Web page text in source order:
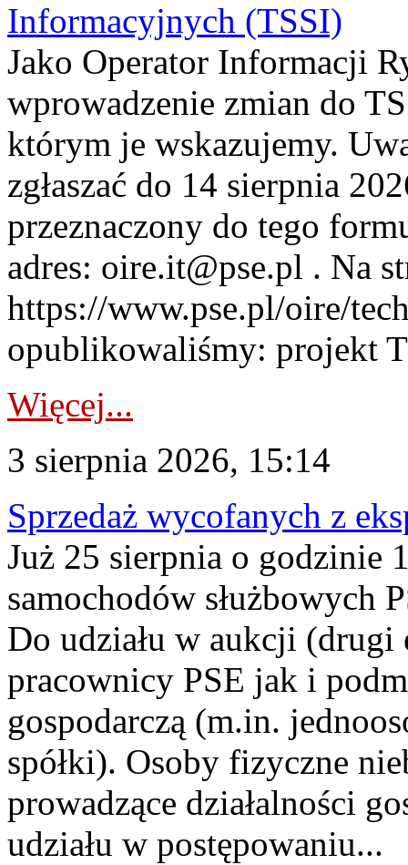
Informacyjnych (TSSI)
Jako Operator Informacji
wprowadzenie zmian do
którym je wskazujemy.
zgłaszać do 14 sierpnia
przeznaczony do tego
adres: oire.it@pse.pl . Na
https://www.pse.pl/oire/
opublikowaliśmy: projekt
Więcej...
3 sierpnia 2026, 15:14
Sprzedaż wycofanych z
Już 25 sierpnia o godzinie
samochodów służbowych
Do udziału w aukcji (drugi
pracownicy PSE jak i
gospodarczą (m.in.
spółki). Osoby fizyczne
prowadzące działalności
udziału w postępowaniu...